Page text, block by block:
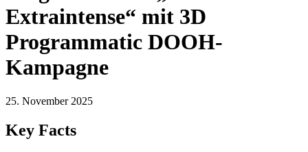
Extraintense“ mit 3D
Programmatic DOOH-
Kampagne
25. November 2025
Key Facts